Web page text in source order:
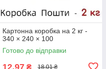
Картонна коробка на 2 кг -
340 × 240 × 100
Готово до відправки
12,97 ₴ 18,01 ₴